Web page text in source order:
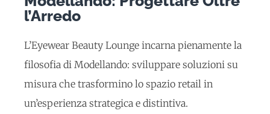
l’Arredo
L’Eyewear Beauty Lounge incarna pienamente la
filosofia di Modellando: sviluppare soluzioni su
misura che trasformino lo spazio retail in
un’esperienza strategica e distintiva.